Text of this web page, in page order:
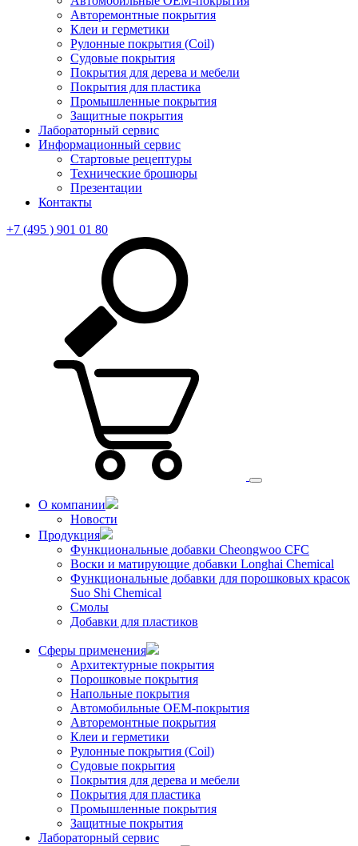
Авторемонтные покрытия
Клеи и герметики
Рулонные покрытия (Coil)
Судовые покрытия
Покрытия для дерева и мебели
Покрытия для пластика
Промышленные покрытия
Защитные покрытия
Лабораторный сервис
Информационный сервис
Стартовые рецептуры
Технические брошюры
Презентации
Контакты
+7 (495 ) 901 01 80
О компании
Новости
Продукция
Функциональные добавки Cheongwoo СFC
Воски и матирующие добавки Longhai Chemical
Функциональные добавки для порошковых красок
Suo Shi Chemical
Смолы
Добавки для пластиков
Сферы применения
Архитектурные покрытия
Порошковые покрытия
Напольные покрытия
Автомобильные ОЕМ-покрытия
Авторемонтные покрытия
Клеи и герметики
Рулонные покрытия (Coil)
Судовые покрытия
Покрытия для дерева и мебели
Покрытия для пластика
Промышленные покрытия
Защитные покрытия
Лабораторный сервис